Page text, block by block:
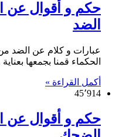
الضد
عبارات و كلام عن الضد
الحكماء قمنا بجمعها
أكمل القراءة »
45٬914